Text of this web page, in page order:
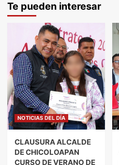
Te pueden interesar
NOTICIAS DEL DÍA
CLAUSURA ALCALDE
DE CHICOLOAPAN
CURSO DE VERANO DE